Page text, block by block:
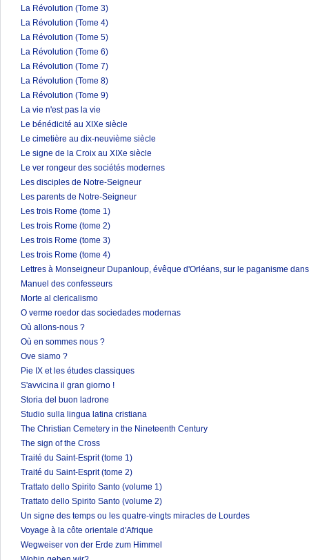
La Révolution (Tome 3)
La Révolution (Tome 4)
La Révolution (Tome 5)
La Révolution (Tome 6)
La Révolution (Tome 7)
La Révolution (Tome 8)
La Révolution (Tome 9)
La vie n'est pas la vie
Le bénédicité au XIXe siècle
Le cimetière au dix-neuvième siècle
Le signe de la Croix au XIXe siècle
Le ver rongeur des sociétés modernes
Les disciples de Notre-Seigneur
Les parents de Notre-Seigneur
Les trois Rome (tome 1)
Les trois Rome (tome 2)
Les trois Rome (tome 3)
Les trois Rome (tome 4)
Lettres à Monseigneur Dupanloup, évêque d'Orléans, sur le paganisme
Manuel des confesseurs
Morte al clericalismo
O verme roedor das sociedades modernas
Où allons-nous ?
Où en sommes nous ?
Ove siamo ?
Pie IX et les études classiques
S'avvicina il gran giorno !
Storia del buon ladrone
Studio sulla lingua latina cristiana
The Christian Cemetery in the Nineteenth Century
The sign of the Cross
Traité du Saint-Esprit (tome 1)
Traité du Saint-Esprit (tome 2)
Trattato dello Spirito Santo (volume 1)
Trattato dello Spirito Santo (volume 2)
Un signe des temps ou les quatre-vingts miracles de Lourdes
Voyage à la côte orientale d'Afrique
Wegweiser von der Erde zum Himmel